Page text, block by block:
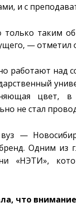
и с
таким
— отметил
работают над
цвет,
не стал
—
Одним из
«НЭТИ»,
что